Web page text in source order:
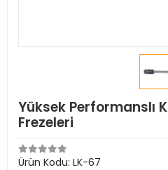
Yüksek Performanslı
Frezeleri
Ürün Kodu: LK-67